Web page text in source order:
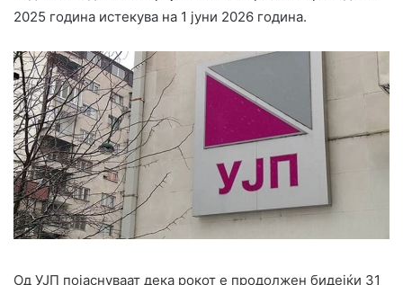
2025 година истекува на 1 јуни 2026 година.
Од УЈП појаснуваат дека рокот е продолжен бидејќи 31